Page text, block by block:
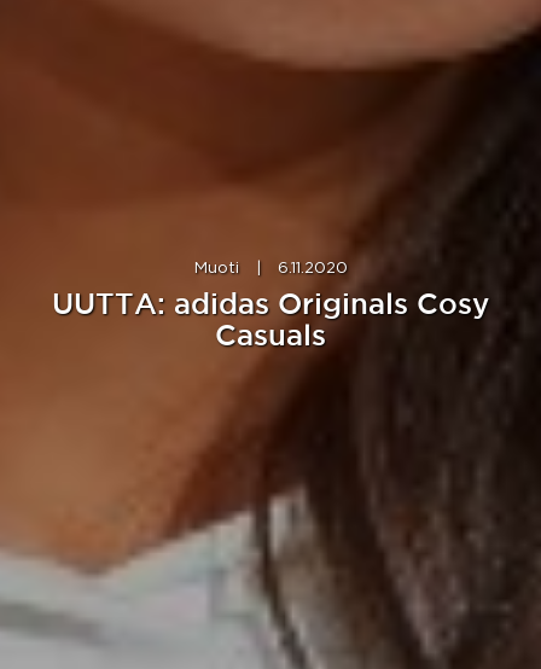
Muoti 6.11.2020
UUTTA: adidas Originals Cosy
Casuals